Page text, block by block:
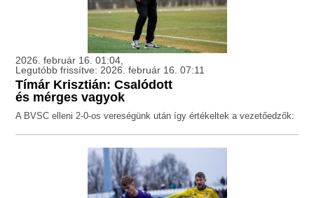
2026. február 16. 01:04,
Legutóbb frissítve: 2026. február 16. 07:11
Tímár Krisztián: Csalódott
és mérges vagyok
A BVSC elleni 2-0-os vereségünk után így értékeltek a vezetőedzők: